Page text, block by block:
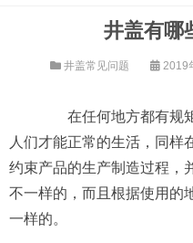
井盖有哪
井盖常见问题 2019
在任何地方都有规矩
人们才能正常的生活，同样
约束产品的生产制造过程，
不一样的，而且根据使用的
一样的。